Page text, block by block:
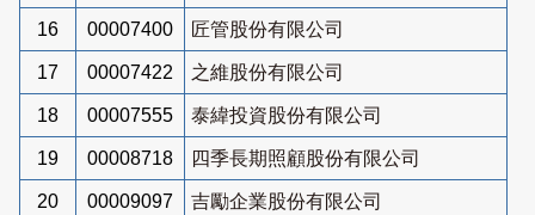
16 00007400 匠管股份有限公司
17 00007422 之維股份有限公司
18 00007555 泰緯投資股份有限公司
19 00008718 四季長期照顧股份有限公司
20 00009097 吉勵企業股份有限公司